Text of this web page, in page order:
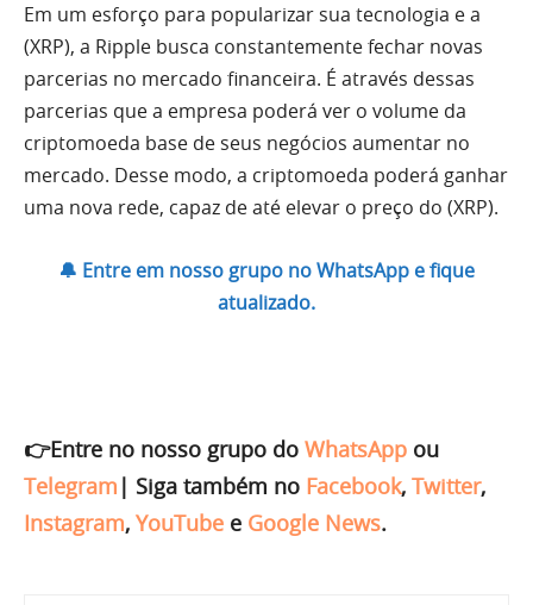
Em um esforço para popularizar sua tecnologia e a
(XRP), a Ripple busca constantemente fechar novas
parcerias no mercado financeira. É através dessas
parcerias que a empresa poderá ver o volume da
criptomoeda base de seus negócios aumentar no
mercado. Desse modo, a criptomoeda poderá ganhar
uma nova rede, capaz de até elevar o preço do (XRP).
🔔 Entre em nosso grupo no WhatsApp e fique
atualizado.
👉Entre no nosso grupo do WhatsApp ou
Telegram | Siga também no Facebook, Twitter,
Instagram, YouTube e Google News.